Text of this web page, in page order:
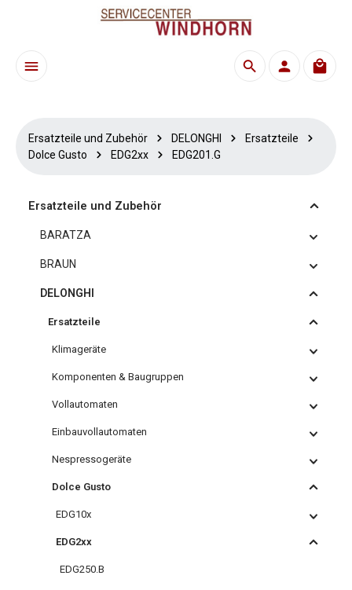
Zum Hauptinhalt springen
Ersatzteile und Zubehör DELONGHI
Ersatzteile
Dolce Gusto
EDG2xx EDG201.G
Ersatzteile und Zubehör
BARATZA
BRAUN
DELONGHI
Ersatzteile
Klimageräte
Komponenten & Baugruppen
Vollautomaten
Einbauvollautomaten
Nespressogeräte
Dolce Gusto
EDG10x
EDG2xx
EDG250.B